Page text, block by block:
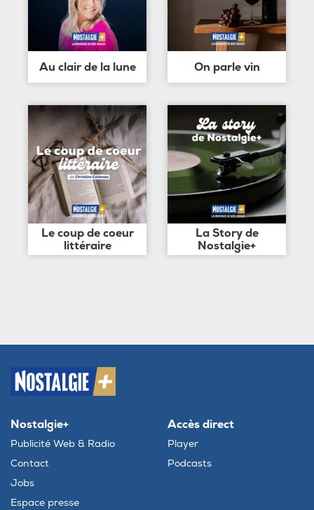
Au clair de la lune On parle vin
Le coup de coeur
littéraire
La Story de
Nostalgie+
Nostalgie+
Publicité Web & Radio
Contact
Jobs
Espace presse
Accès direct
Player
Podcasts